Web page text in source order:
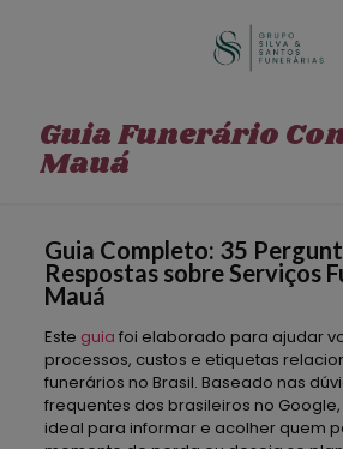
Guia Funerário
Mauá
Guia Completo: 35
Respostas sobre Serviços
Mauá
Este guia foi elaborado para ajudar
processos, custos e etiquetas
funerários no Brasil. Baseado nas
frequentes dos brasileiros no
ideal para informar e acolher quem